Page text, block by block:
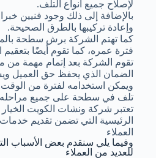
لإصلاح جميع أنواع التلف.
بالإضافة إلى ذلك وجود فنيين
وإعادة تركيبها بالطرق الصحيحة.
كما تهتم الشركة برش سطحة
فترة عمره، كما تقوم أيضًا بتعقيم
تقوم الشركة بعد إتمام مهمة من
الضمان الذي يحفظ حق العميل
ويمكن استخدامه لفترة من
تلف في سطحة على جميع
تعتبر شركة ونشات الكويت الخيار
الرئيسية التي تضمن تقديم
العملاء
وفيما يلي سنقدم بعض الأسباب
للعديد من العملاء